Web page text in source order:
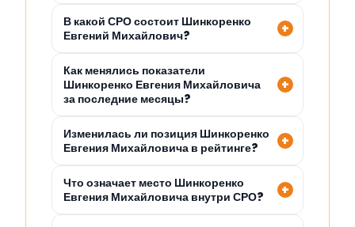
В какой СРО состоит Шинкоренко
Евгений Михайлович?
Как менялись показатели
Шинкоренко Евгения Михайловича
за последние месяцы?
Изменилась ли позиция Шинкоренко
Евгения Михайловича в рейтинге?
Что означает место Шинкоренко
Евгения Михайловича внутри СРО?